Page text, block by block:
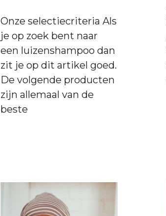
Onze selectiecriteria Als
je op zoek bent naar
een luizenshampoo dan
zit je op dit artikel goed.
De volgende producten
zijn allemaal van de
beste